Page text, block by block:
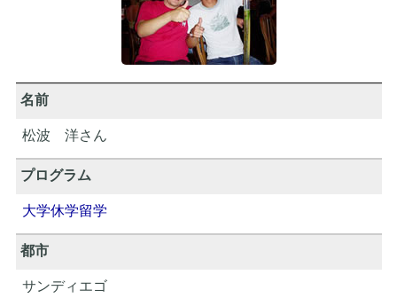
名前
松波 洋さん
プログラム
大学休学留学
都市
サンディエゴ